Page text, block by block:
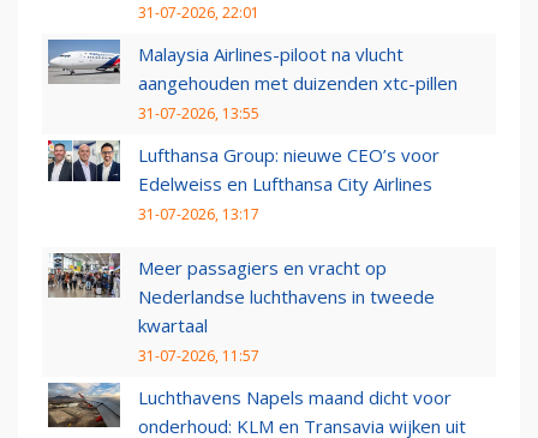
31-07-2026, 22:01
Malaysia Airlines-piloot na vlucht
aangehouden met duizenden xtc-pillen
31-07-2026, 13:55
Lufthansa Group: nieuwe CEO’s voor
Edelweiss en Lufthansa City Airlines
31-07-2026, 13:17
Meer passagiers en vracht op
Nederlandse luchthavens in tweede
kwartaal
31-07-2026, 11:57
Luchthavens Napels maand dicht voor
onderhoud: KLM en Transavia wijken uit